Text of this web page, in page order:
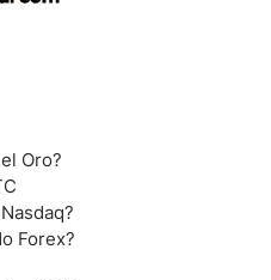
Oro?
Forex?